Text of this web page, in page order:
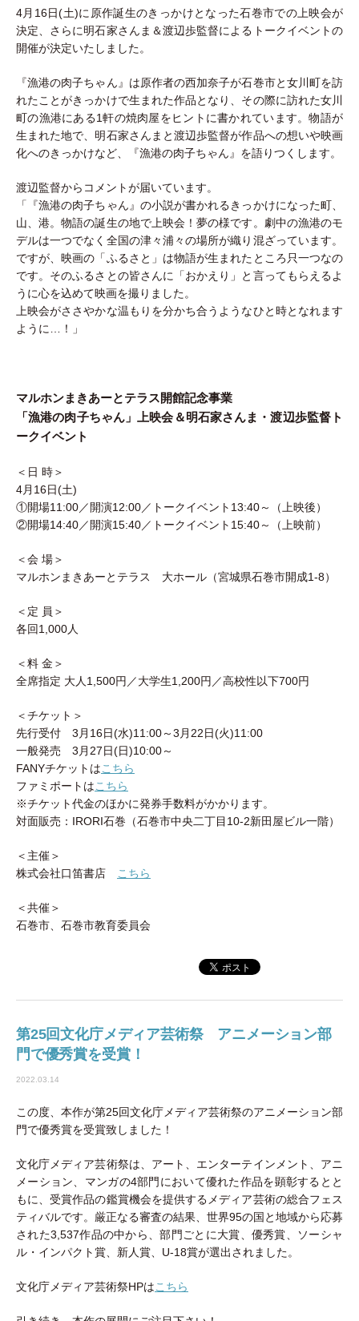
4月16日(土)に原作誕生のきっかけとなった石巻市での上映会が
決定、さらに明石家さんま＆渡辺歩監督によるトークイベントの
開催が決定いたしました。
『漁港の肉子ちゃん』は原作者の西加奈子が石巻市と女川町を訪
れたことがきっかけで生まれた作品となり、その際に訪れた女川
町の漁港にある1軒の焼肉屋をヒントに書かれています。物語が
生まれた地で、明石家さんまと渡辺歩監督が作品への想いや映画
化へのきっかけなど、『漁港の肉子ちゃん』を語りつくします。
渡辺監督からコメントが届いています。
「『漁港の肉子ちゃん』の小説が書かれるきっかけになった町、
山、港。物語の誕生の地で上映会！夢の様です。劇中の漁港のモ
デルは一つでなく全国の津々浦々の場所が織り混ざっています。
ですが、映画の「ふるさと」は物語が生まれたところ只一つなの
です。そのふるさとの皆さんに「おかえり」と言ってもらえるよ
うに心を込めて映画を撮りました。
上映会がささやかな温もりを分かち合うようなひと時となれます
ように…！」
マルホンまきあーとテラス開館記念事業
「漁港の肉子ちゃん」上映会＆明石家さんま・渡辺歩監督ト
ークイベント
＜日 時＞
4月16日(土)
①開場11:00／開演12:00／トークイベント13:40～（上映後）
②開場14:40／開演15:40／トークイベント15:40～（上映前）
＜会 場＞
マルホンまきあーとテラス 大ホール（宮城県石巻市開成1-8）
＜定 員＞
各回1,000人
＜料 金＞
全席指定 大人1,500円／大学生1,200円／高校性以下700円
＜チケット＞
先行受付 3月16日(水)11:00～3月22日(火)11:00
一般発売 3月27日(日)10:00～
FANYチケットはこちら
ファミポートはこちら
※チケット代金のほかに発券手数料がかかります。
対面販売：IRORI石巻（石巻市中央二丁目10-2新田屋ビル一階）
＜主催＞
株式会社口笛書店
こちら
＜共催＞
石巻市、石巻市教育委員会
第25回文化庁メディア芸術祭 アニメーション部
門で優秀賞を受賞！
2022.03.14
この度、本作が第25回文化庁メディア芸術祭のアニメーション部
門で優秀賞を受賞致しました！
文化庁メディア芸術祭は、アート、エンターテインメント、アニ
メーション、マンガの4部門において優れた作品を顕彰するとと
もに、受賞作品の鑑賞機会を提供するメディア芸術の総合フェス
ティバルです。厳正なる審査の結果、世界95の国と地域から応募
された3,537作品の中から、部門ごとに大賞、優秀賞、ソーシャ
ル・インパクト賞、新人賞、U-18賞が選出されました。
文化庁メディア芸術祭HPはこちら